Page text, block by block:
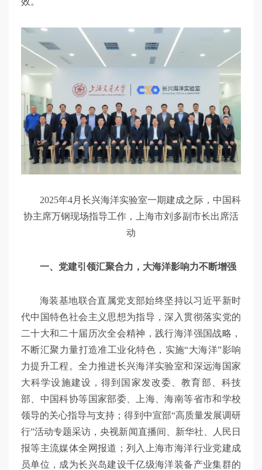
2025年4月长兴海洋实验室一期建成之际，中国科
协主席万钢现场指导工作，上海市刘多副市长出席活
动
一、党建引领汇聚合力，大海洋影响力不断增强
海装基地联合直属党支部始终坚持以习近平新时
代中国特色社会主义思想为指导，深入贯彻落实党的
二十大和二十届历次全会精神，践行海洋强国战略，
不断汇聚力量打造准工业化特色，实施“大海洋”影响
力提升工程。全力推进长兴海洋实验室和深远海国家
大科学设施建设，得到国家发改委、教育部、科技
部、中国科协等国家部委、上海、海南等省市和学校
领导的关心指导与支持；得到中宣部“高质量发展调研
行”活动专题采访，央视新闻直播间、新华社、人民日
报等主流媒体全网报道；列入上海市海洋行业党建成
员单位，成为长兴岛建设千亿级海洋装备产业集群的